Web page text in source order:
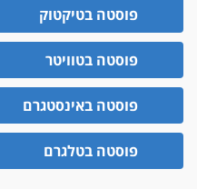
10 מיליון
עורך-דין חשוד
רכישה
קטינים בסביבה מנוכרת
"ניכור הורי מכת
ההשלכות ההרסניות
אלה המינויים
פוסטה בטיקטוק
פוסטה בטוויטר
פוסטה באינסטגרם
פוסטה בטלגרם